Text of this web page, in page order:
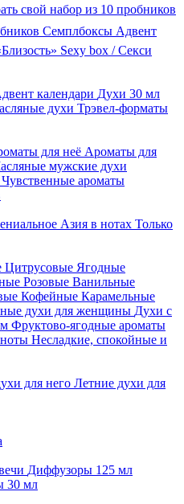
свой набор из 10 пробников
Семплбоксы Адвент
Sexy box / Секси
календари Духи 30 мл
духи Трэвел-форматы
для неё Ароматы для
мужские духи
Чувственные ароматы
Азия в нотах Только
Цитрусовые Ягодные
Розовые Ванильные
Кофейные Карамельные
духи для женщины Духи с
Фруктово-ягодные ароматы
Несладкие, спокойные и
для него Летние духи для
Диффузоры 125 мл
30 мл